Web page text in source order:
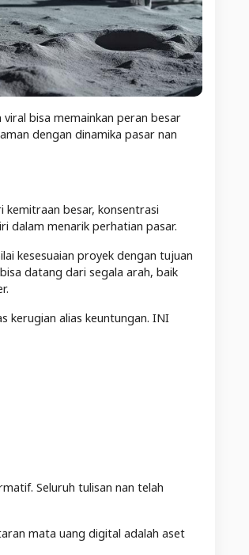
bisa memainkan peran besar
dengan dinamika pasar nan
kemitraan besar, konsentrasi
dalam menarik perhatian pasar.
kesesuaian proyek dengan tujuan
datang dari segala arah, baik
kerugian alias keuntungan. INI
Seluruh tulisan nan telah
mata uang digital adalah aset